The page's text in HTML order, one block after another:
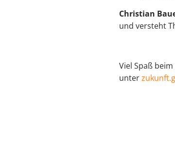
Christian
und versteht
Viel Spaß
unter